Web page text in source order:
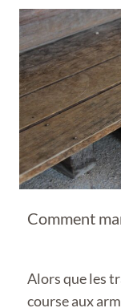
Comment
Alors que les
course aux